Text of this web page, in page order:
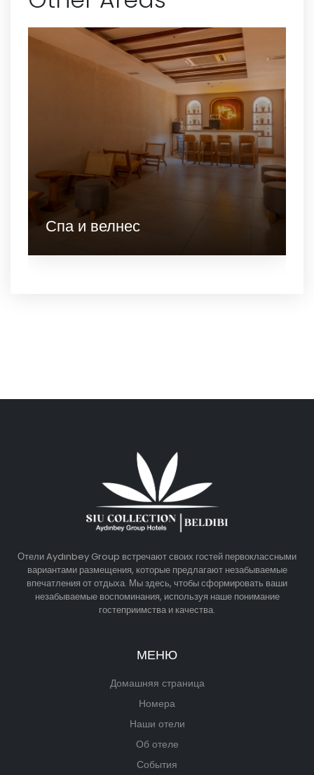
Спа и велнес
Отели Aydınbey Group встречают своих гостей первоклассными
вариантами размещения, которые предлагают незабываемые
впечатления от отдыха. Мы здесь, чтобы сформировать ваши
незабываемые воспоминания, используя наше понимание
гостеприимства и качества.
МЕНЮ
Домашняя страница
Номера
Наши отели
Об отеле
События